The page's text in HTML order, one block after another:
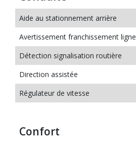
Aide au stationnement arrière
Avertissement franchissement ligne
Détection signalisation routière
Direction assistée
Régulateur de vitesse
Confort